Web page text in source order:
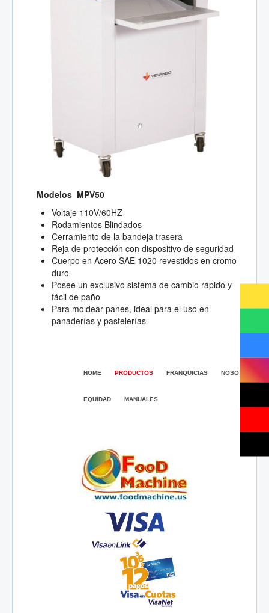
Modelos MPV50
Voltaje 110V/60HZ
Rodamientos Blindados
Cerramiento de la bandeja trasera
Reja de protección con dispositivo de seguridad
Cuerpo en Acero SAE 1020 revestidos en cromo
duro
Posee un exclusivo sistema de cambio rápido y
fácil de paño
Para moldear panes, ideal para el uso en
panaderías y pastelerías
HOME PRODUCTOS FRANQUICIAS NOSOTROS
EQUIDAD MANUALES